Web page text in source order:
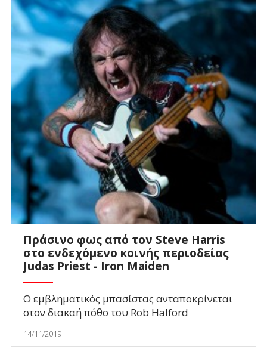
Πράσινο φως από τον Steve Harris
στο ενδεχόμενο κοινής περιοδείας
Judas Priest - Iron Maiden
Ο εμβληματικός μπασίστας ανταποκρίνεται
στον διακαή πόθο του Rob Halford
14/11/2019